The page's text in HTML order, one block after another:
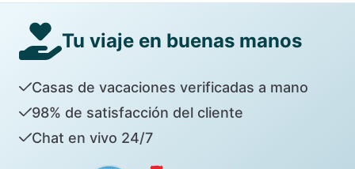
Tu viaje en buenas manos
Casas de vacaciones verificadas a mano
98% de satisfacción del cliente
Chat en vivo 24/7